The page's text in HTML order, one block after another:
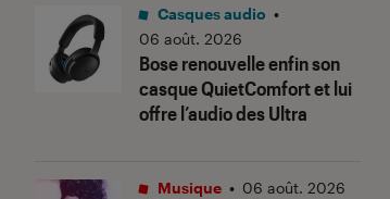
Bose renouvelle enfin son
casque QuietComfort et lui
offre l’audio des Ultra
Casques audio •
06 août. 2026
Musique • 06 août. 2026